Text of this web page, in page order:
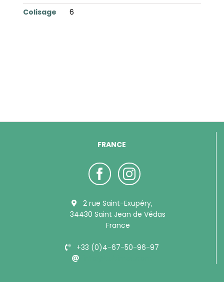
Colisage
6
FRANCE
2 rue Saint-Exupéry,
34430 Saint Jean de Védas
France
+33 (0)4-67-50-96-97